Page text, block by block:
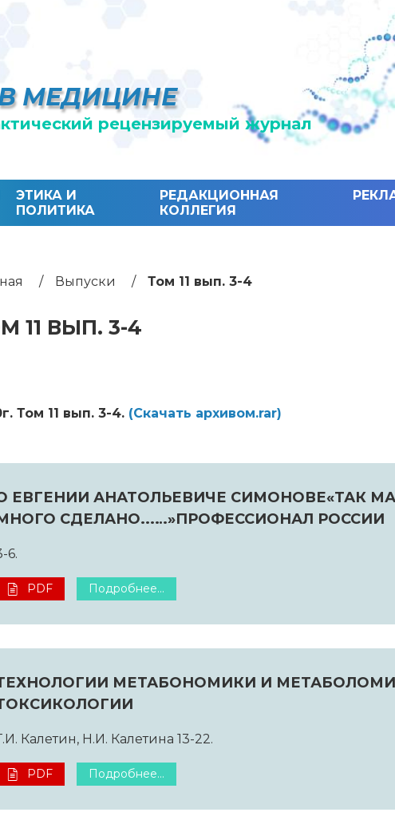
МЕДИЦИНЕ
рецензируемый журнал
ЭТИКА И
ПОЛИТИКА
РЕДАКЦИОННАЯ
КОЛЛЕГИЯ
Выпуски Том 11 вып. 3-4
11 ВЫП. 3-4
Том 11 вып. 3-4. (Cкачать архивом.rar)
ЕВГЕНИИ АНАТОЛЬЕВИЧЕ СИМОНОВЕ«ТАК
СДЕЛАНО...…»ПРОФЕССИОНАЛ РОССИИ
6.
PDF Подробнее...
МЕТАБОНОМИКИ И
Калетин, Н.И. Калетина 13-22.
PDF Подробнее...